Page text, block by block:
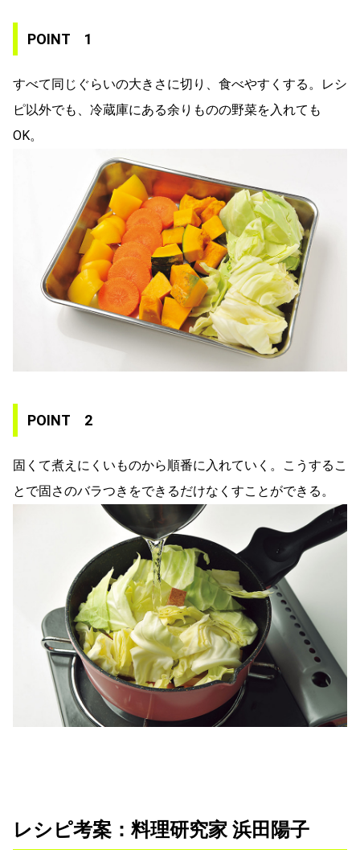
POINT 1
すべて同じぐらいの大きさに切り、食べやすくする。レシ
ピ以外でも、冷蔵庫にある余りものの野菜を入れても
OK。
POINT 2
固くて煮えにくいものから順番に入れていく。こうするこ
とで固さのバラつきをできるだけなくすことができる。
レシピ考案：料理研究家 浜田陽子